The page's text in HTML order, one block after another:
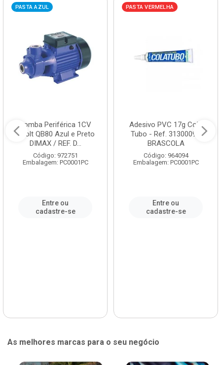
PASTA AZUL
Bomba Periférica 1CV
Bivolt QB80 Azul e Preto
DIMAX / REF. D...
Código: 972751
Embalagem: PC0001PC
Entre ou
cadastre-se
PASTA VERMELHA
Adesivo PVC 17g Cola
Tubo - Ref. 3130009 -
BRASCOLA
Código: 964094
Embalagem: PC0001PC
Entre ou
cadastre-se
As melhores marcas para o seu negócio